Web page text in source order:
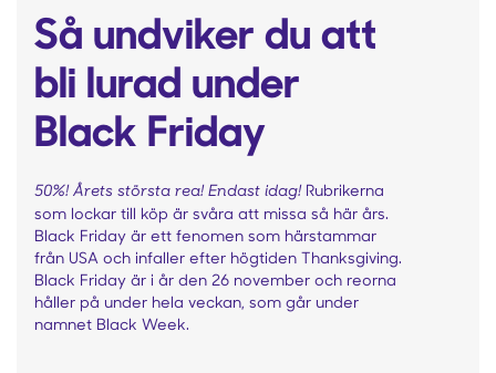
Så undviker du att
bli lurad under
Black Friday
50%! Årets största rea! Endast idag!Rubrikerna
som lockar till köp är svåra att missa så här års.
Black Friday är ett fenomen som härstammar
från USA och infaller efter högtiden Thanksgiving.
Black Friday är i år den 26 november och reorna
håller på under hela veckan, som går under
namnet Black Week.